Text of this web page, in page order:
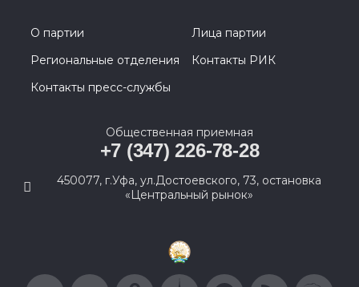
О партии
Лица партии
Региональные отделения
Контакты РИК
Контакты пресс-службы
Общественная приемная
+7 (347) 226-78-28
450077, г.Уфа, ул.Достоевского, 73, остановка
«Центральный рынок»